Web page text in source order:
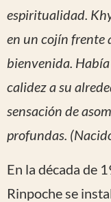
espiritualidad.
en un cojín frente
bienvenida.
calidez a su
sensación de
profundas.
En la década de
Rinpoche se